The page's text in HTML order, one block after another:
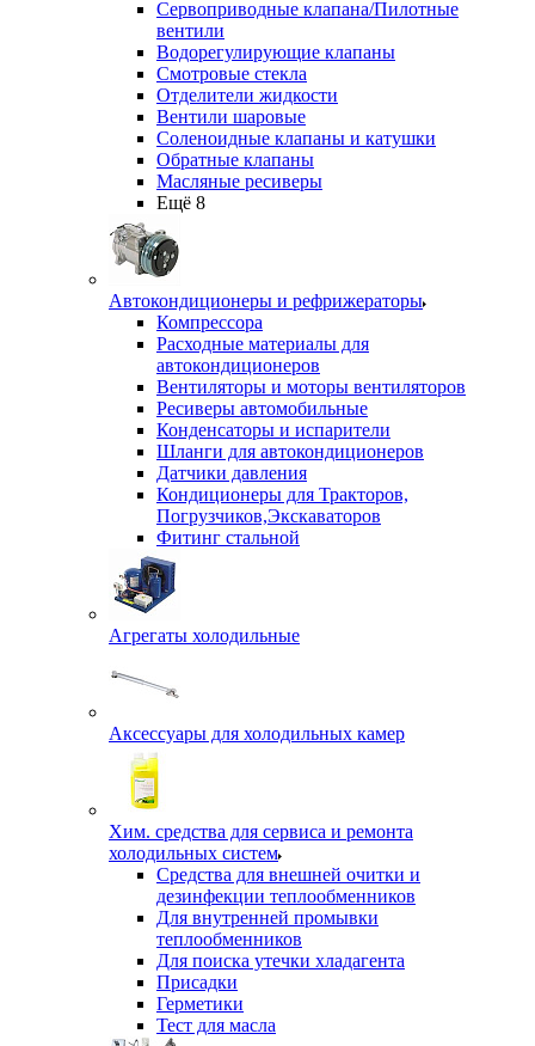
Сервоприводные клапана/Пилотные
вентили
Водорегулирующие клапаны
Смотровые стекла
Отделители жидкости
Вентили шаровые
Соленоидные клапаны и катушки
Обратные клапаны
Масляные ресиверы
Ещё 8
Автокондиционеры и рефрижераторы
Компрессора
Расходные материалы для
автокондиционеров
Вентиляторы и моторы вентиляторов
Ресиверы автомобильные
Конденсаторы и испарители
Шланги для автокондиционеров
Датчики давления
Кондиционеры для Тракторов,
Погрузчиков,Экскаваторов
Фитинг стальной
Агрегаты холодильные
Аксессуары для холодильных камер
Хим. средства для сервиса и ремонта
холодильных систем
Средства для внешней очитки и
дезинфекции теплообменников
Для внутренней промывки
теплообменников
Для поиска утечки хладагента
Присадки
Герметики
Тест для масла